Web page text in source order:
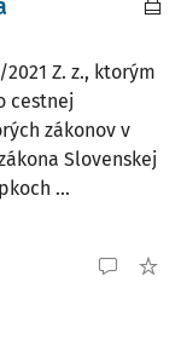
Z. z., ktorým
cestnej
zákonov v
Slovenskej
...